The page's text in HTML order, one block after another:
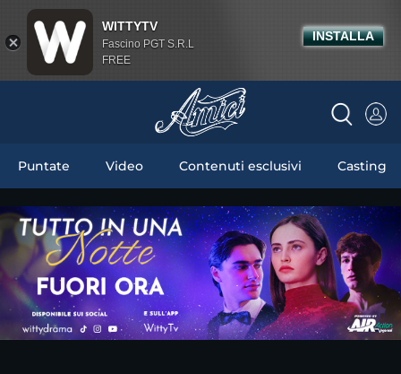
Puntate Video Contenuti esclusivi Casting
WITTYTV
Fascino PGT S.R.L
FREE
INSTALLA